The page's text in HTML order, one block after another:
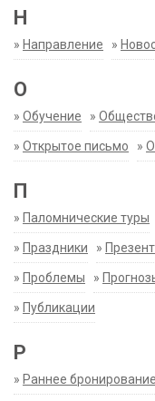
Н
» Направление »
О
» Обучение »
» Открытое письмо »
П
» Паломнические туры
» Праздники »
» Проблемы »
» Публикации
Р
» Раннее бронирование